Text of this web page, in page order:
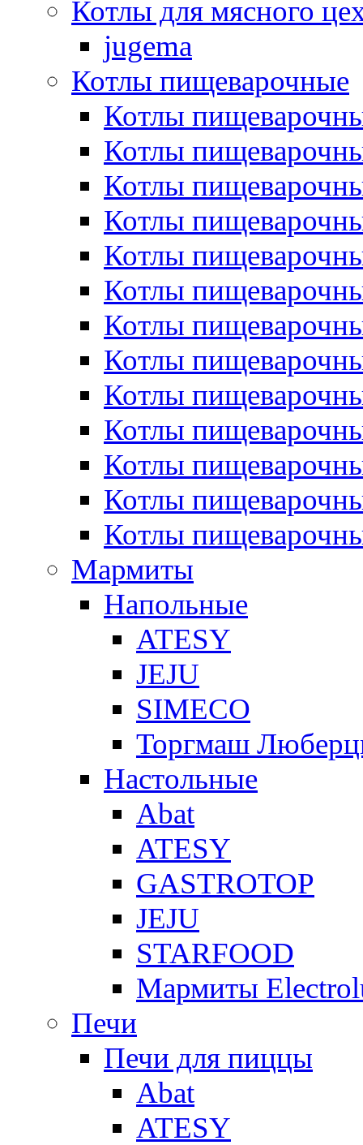
Котлы для мясного
jugema
Котлы пищеварочные
Котлы
Котлы
Котлы
Котлы
Котлы
Котлы
Котлы
Котлы
Котлы
Котлы
Котлы
Котлы
Котлы
Мармиты
Напольные
ATESY
JEJU
SIMECO
Торгмаш
Настольные
Abat
ATESY
GASTROTOP
JEJU
STARFOOD
Мармиты
Печи
Печи для пиццы
Abat
ATESY